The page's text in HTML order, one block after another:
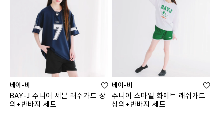
베이-비
BAY-J 주니어 세븐 래쉬가드 상
의+반바지 세트
베이-비
주니어 스마일 화이트 래쉬가드
상의+반바지 세트